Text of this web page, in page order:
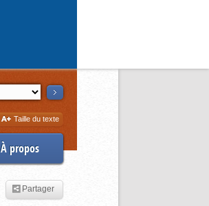
Augmenter
la
Taille du texte
À propos
Partager